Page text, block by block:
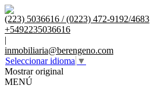
(223) 5036616 / (0223) 472-9192/4683
+5492235036616
|
inmobiliaria@berengeno.com
Seleccionar idioma ▼
Mostrar original
MENÚ